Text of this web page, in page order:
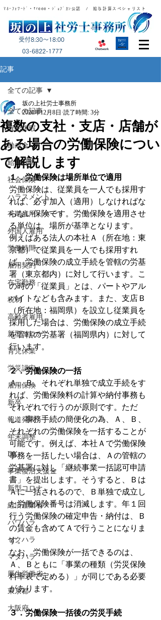
ﾏﾈｰﾌｫﾜｰﾄﾞ・freee・ｼﾞｮﾌﾞｶﾝ公認 / 給与計算スペシャリスト
受付8:30～18:00
​03-6822-1777
記事
全ての記事
有給休暇
助成金
給与計算
社会保険
ハラスメント
有期雇用・パート
外国人雇用
労働時間
雇用契約
在宅勤務
税制
高齢者雇用
新型コロナ
育児休業
労災認定
雇用保険
新卒
報道発表
年末調整
DX
事業復活支援金
新型コロナ
経済産業省
パワハラ
セクハラ
マタハラ
厚生労働省
東京都
大阪府
全ての記事
複数の支社・支店・店舗が
ある場合の労働保険につい
て解説します
坂の上社労士事務所
2020年12月8日 読了時間: 3分
１．労働保険は場所単位で適用
労働保険は、従業員を一人でも採用す
れば、必ず加入（適用）しなければな
らない保険です。労働保険を適用させ
る単位は、場所が基準となります。
例えばある法人の本社Ａ（所在地：東
京都）で従業員を一人でも採用すれ
ば、労働保険の成立手続を管轄の労基
署（東京都内）に対して行います。こ
の時の「従業員」とは、パートやアル
バイトなども含みます。また、支店Ｂ
（所在地：福岡県）を設立し従業員を
採用した場合は、労働保険の成立手続
を管轄の労基署（福岡県内）に対して
行います。
２．労働保険の一括
Ａ、Ｂ、それぞれ単独で成立手続をす
れば、労働保険料の計算や納付事務も
それぞれで行うのが原則です。ただ
し、事務手続の簡便化の為、Ａ、Ｂ、
それぞれの労働保険を一括することが
可能です。例えば、本社Ａで労働保険
事務を一括したい場合は、Ａの管轄の
労基署に対し「継続事業一括認可申請
書」を提出します。そうすると、Ｂは
Ａに一括されるので、Ｂ単独で成立し
た労働保険番号は消滅します。年１回
行う労働保険の確定申告・納付は、Ｂ
の賃金も含めてＡで行うことになりま
す。
なお、労働保険が一括できるのは、
Ａ、Ｂともに「事業の種類（労災保険
料率表で定める）」が同じである必要
があります。
３．労働保険一括後の労災手続